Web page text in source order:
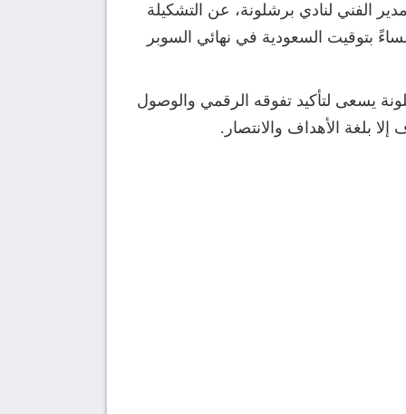
الفني لنادي برشلونة، عن التشكيلة
للفريقين والتي ستنطلق بعد قليل في تمام الساعة 9:00 مساءً بتوقيت القاهرة، والساعة 10:00 مساءً بتوقيت السعودية في نهائي السوبر
يسعى لتأكيد تفوقه الرقمي والوصول